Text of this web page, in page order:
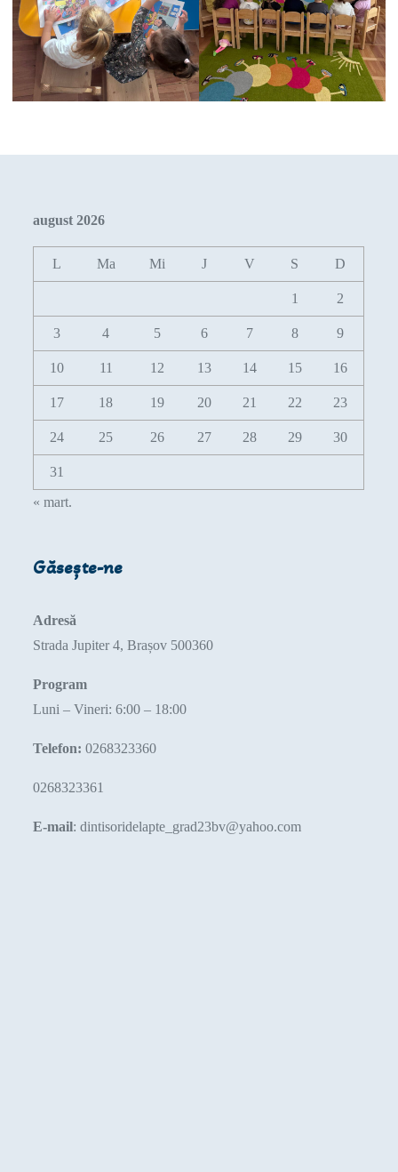
august 2026
L Ma Mi J V S D
1 2
3 4 5 6 7 8 9
10 11 12 13 14 15 16
17 18 19 20 21 22 23
24 25 26 27 28 29 30
31
« mart.
Găsește-ne
Adresă
Strada Jupiter 4, Brașov 500360
Program
Luni – Vineri: 6:00 – 18:00
Telefon: 0268323360
0268323361
E-mail: dintisoridelapte_grad23bv@yahoo.com